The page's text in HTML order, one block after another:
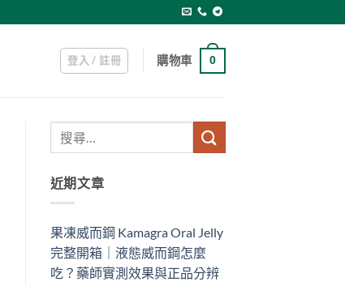
登入 / 註冊 購物車 0
近期文章
果凍威而鋼 Kamagra Oral Jelly
完整開箱｜液態威而鋼怎麼
吃？藥師實測效果與正品分辨